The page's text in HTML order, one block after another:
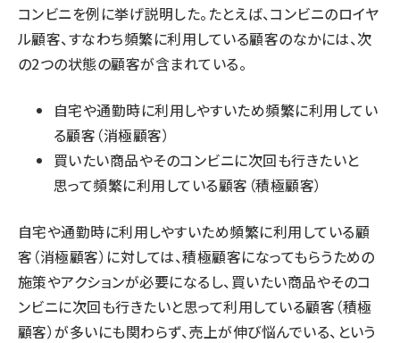
コンビニを例に挙げ説明した。たとえば、コンビニのロイヤ
ル顧客、すなわち頻繁に利用している顧客のなかには、次
の2つの状態の顧客が含まれている。
自宅や通勤時に利用しやすいため頻繁に利用してい
る顧客（消極顧客）
買いたい商品やそのコンビニに次回も行きたいと
思って頻繁に利用している顧客（積極顧客）
自宅や通勤時に利用しやすいため頻繁に利用している顧
客（消極顧客）に対しては、積極顧客になってもらうための
施策やアクションが必要になるし、買いたい商品やそのコ
ンビニに次回も行きたいと思って利用している顧客（積極
顧客）が多いにも関わらず、売上が伸び悩んでいる、という